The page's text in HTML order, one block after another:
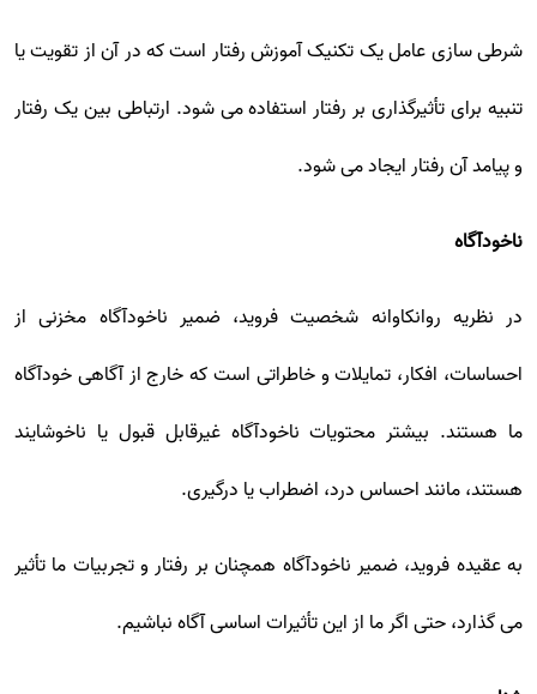
شرطی سازی عامل یک تکنیک آموزش رفتار است که در آن از تقویت یا
تنبیه برای تأثیرگذاری بر رفتار استفاده می شود. ارتباطی بین یک رفتار
و پیامد آن رفتار ایجاد می شود.
ناخودآگاه
در نظریه روانکاوانه شخصیت فروید، ضمیر ناخودآگاه مخزنی از
احساسات، افکار، تمایلات و خاطراتی است که خارج از آگاهی خودآگاه
ما هستند. بیشتر محتویات ناخودآگاه غیرقابل قبول یا ناخوشایند
هستند، مانند احساس درد، اضطراب یا درگیری.
به عقیده فروید، ضمیر ناخودآگاه همچنان بر رفتار و تجربیات ما تأثیر
می گذارد، حتی اگر ما از این تأثیرات اساسی آگاه نباشیم.